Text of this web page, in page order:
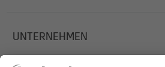
UNTERNEHMEN